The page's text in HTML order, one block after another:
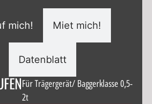
mich! Miet mich!
Datenblatt
Für Trägergerät/ Baggerklasse 0,5-
2t